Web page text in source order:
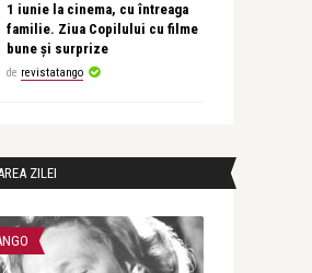
1 iunie la cinema, cu întreaga
familie. Ziua Copilului cu filme
bune și surprize
de revistatango
ZILEI